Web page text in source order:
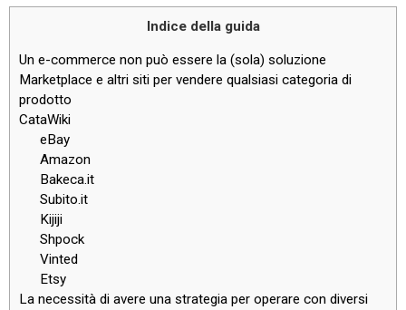
Indice della guida
Un e-commerce non può essere la (sola) soluzione
Marketplace e altri siti per vendere qualsiasi categoria di
prodotto
CataWiki
eBay
Amazon
Bakeca.it
Subito.it
Kijiji
Shpock
Vinted
Etsy
La necessità di avere una strategia per operare con diversi